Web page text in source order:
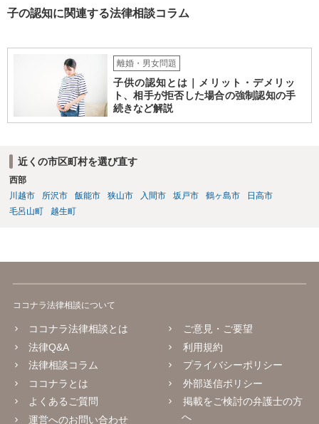
子の認知に関連する法律相談コラム
離婚・男女問題
子供の認知とは｜メリット・デメリッ
ト、相手が拒否した場合の強制認知の手
続きなど解説
近くの市区町村を選び直す
西部
川越市
所沢市 飯能市 狭山市 入間市 坂戸市 鶴ヶ島市
日高市
毛呂山町
越生町
ココナラ法律相談について
ココナラ法律相談とは
法律Q&A
法律相談コラム
ココナラとは
よくあるご質問
運営へのお問い合わせ
ご意見・ご要望
利用規約
プライバシーポリシー
外部送信ポリシー
掲載をご検討の弁護士の方
へ